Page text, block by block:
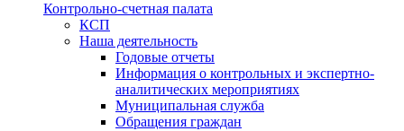
Контрольно-счетная палата
КСП
Наша деятельность
Годовые отчеты
Информация о контрольных и экспертно-
аналитических мероприятиях
Муниципальная служба
Обращения граждан